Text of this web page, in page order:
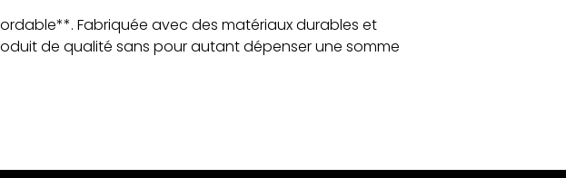
Fabriquée avec des matériaux durables et
de qualité sans pour autant dépenser une somme